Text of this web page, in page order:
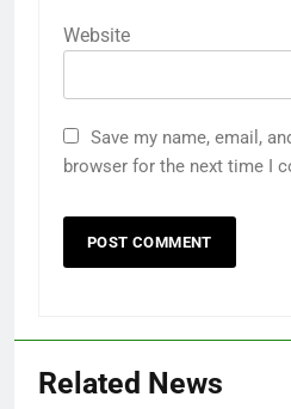
Website
Save my name, email,
browser for the next time I
Related News